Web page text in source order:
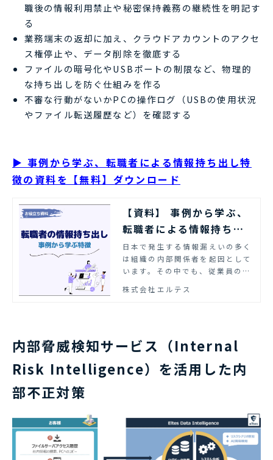
職後の情報利用禁止や秘密保持義務の継続性を明記す
る
業務端末の返却に加え、クラウドアカウントのアクセ
ス権停止や、データ削除を徹底する
ファイルの暗号化やUSBポートの制限など、物理的
な持ち出しを防ぐ仕組みを作る
不審な行動がないかPCの操作ログ（USBの使用状況
やファイル転送履歴など）を確認する
▶ 事例から学ぶ、転職者による情報持ち出し特
徴の資料を【無料】ダウンロード
【資料】 事例から学ぶ、
転職者による情報持ち出
しの特徴 | エルテス
日本で発生する情報漏えいの多く
は組織の内部関係者を起因として
います。その中でも、従業員の情
職者が情報を持ち出す際の行動の
株式会社エルテス
内部脅威検知サービス（Internal
Risk Intelligence）を活用した内
部不正対策